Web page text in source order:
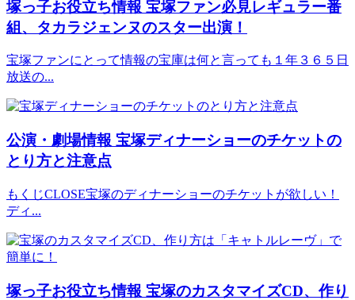
塚っ子お役立ち情報 宝塚ファン必見レギュラー番
組、タカラジェンヌのスター出演！
宝塚ファンにとって情報の宝庫は何と言っても１年３６５日
放送の...
公演・劇場情報 宝塚ディナーショーのチケットの
とり方と注意点
もくじCLOSE宝塚のディナーショーのチケットが欲しい！
ディ...
塚っ子お役立ち情報 宝塚のカスタマイズCD、作り